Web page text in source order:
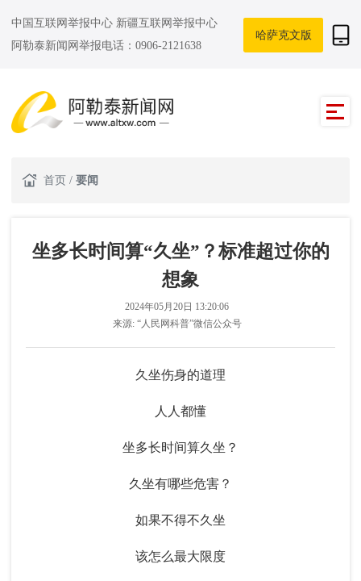
中国互联网举报中心 新疆互联网举报中心
阿勒泰新闻网举报电话：0906-2121638
哈萨克文版
首页 / 要闻
坐多长时间算“久坐”？标准超过你的
想象
2024年05月20日 13:20:06
来源: “人民网科普”微信公众号
久坐伤身的道理
人人都懂
坐多长时间算久坐？
久坐有哪些危害？
如果不得不久坐
该怎么最大限度